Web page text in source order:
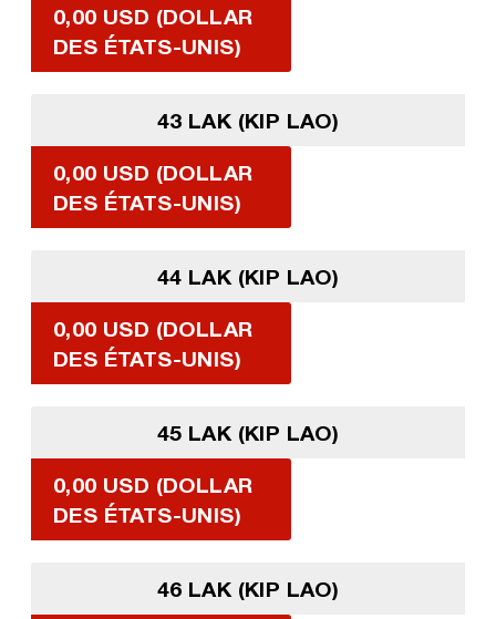
0,00 USD (DOLLAR
DES ÉTATS-UNIS)
43 LAK (KIP LAO)
0,00 USD (DOLLAR
DES ÉTATS-UNIS)
44 LAK (KIP LAO)
0,00 USD (DOLLAR
DES ÉTATS-UNIS)
45 LAK (KIP LAO)
0,00 USD (DOLLAR
DES ÉTATS-UNIS)
46 LAK (KIP LAO)